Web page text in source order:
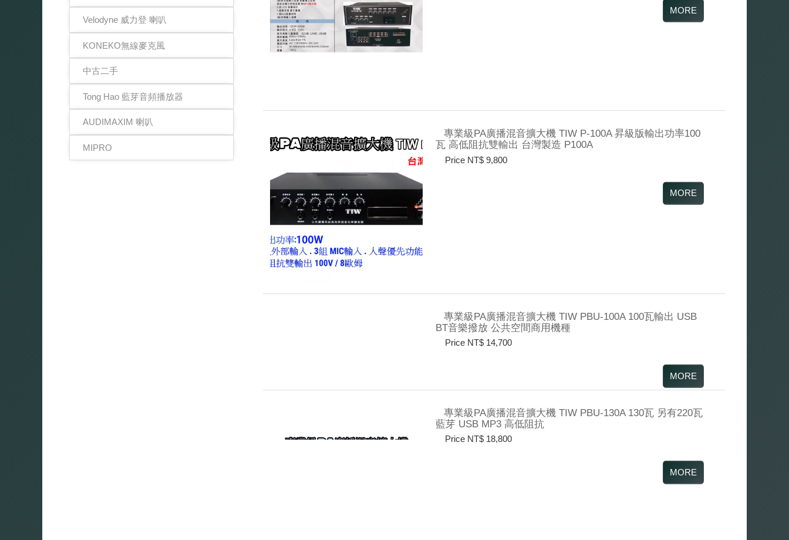
Velodyne 威力登 喇叭
KONEKO無線麥克風
中古二手
Tong Hao 藍芽音頻播放器
AUDIMAXIM 喇叭
MIPRO
專業級PA廣播混音擴大機 TIW P-100A 昇級版輸出功率100
瓦 高低阻抗雙輸出 台灣製造 P100A
Price NT$ 9,800
專業級PA廣播混音擴大機 TIW PBU-100A 100瓦輸出 USB
BT音樂撥放 公共空間商用機種
Price NT$ 14,700